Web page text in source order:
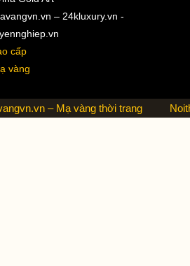
– 24kluxury.vn -
cấp
vàng
– Mạ vàng thời trang